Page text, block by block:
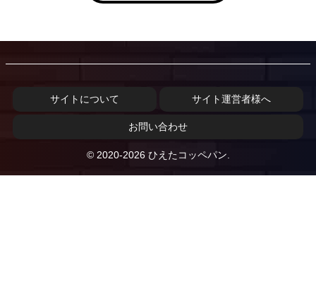
サイトについて サイト運営者様へ
お問い合わせ
© 2020-2026 ひえたコッペパン.